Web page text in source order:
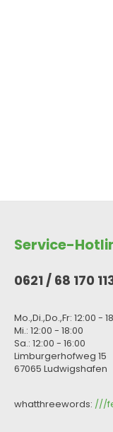
Service-
0621 / 68 170
Mo.,Di.,Do.,Fr: 12:00 -
Mi.: 12:00 - 18:00
Sa.: 12:00 - 16:00
Limburgerhofweg 15
67065 Ludwigshafen
whatthreewords: ///